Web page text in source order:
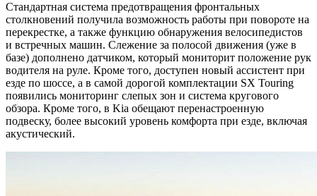
Стандартная система предотвращения фронтальных
столкновений получила возможность работы при повороте на
перекрестке, а также функцию обнаружения велосипедистов
и встречных машин. Слежение за полосой движения (уже в
базе) дополнено датчиком, который мониторит положение рук
водителя на руле. Кроме того, доступен новый ассистент при
езде по шоссе, а в самой дорогой комплектации SX Touring
появились мониторинг слепых зон и система кругового
обзора. Кроме того, в Kia обещают перенастроенную
подвеску, более высокий уровень комфорта при езде, включая
акустический.